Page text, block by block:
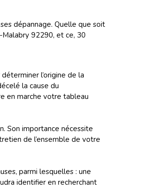
dépannage. Quelle que soit
92290, et ce, 30
l’origine de la
la cause du
en marche votre tableau
Son importance nécessite
de l’ensemble de votre
parmi lesquelles : une
identifier en recherchant